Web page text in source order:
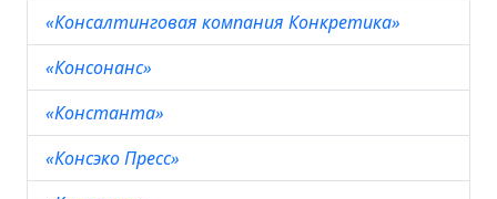
«Консалтинговая компания Конкретика»
«Консонанс»
«Константа»
«Консэко Пресс»